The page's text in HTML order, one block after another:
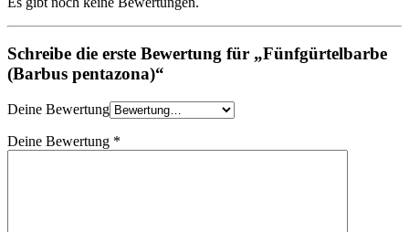
Schreibe die erste Bewertung für „Fünfgürtelbarbe
(Barbus pentazona)“
Deine Bewertung
Deine Bewertung *